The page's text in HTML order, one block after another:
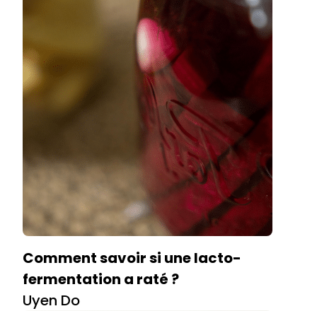
Comment savoir si une lacto-
fermentation a raté ?
Uyen Do